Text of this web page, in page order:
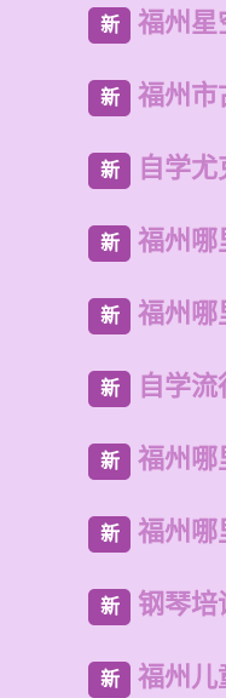
新 福州星
新 福州市
新 自学
新 福州哪
新 福州哪
新 自学
新 福州哪
新 福州哪
新 钢琴培
新 福州儿